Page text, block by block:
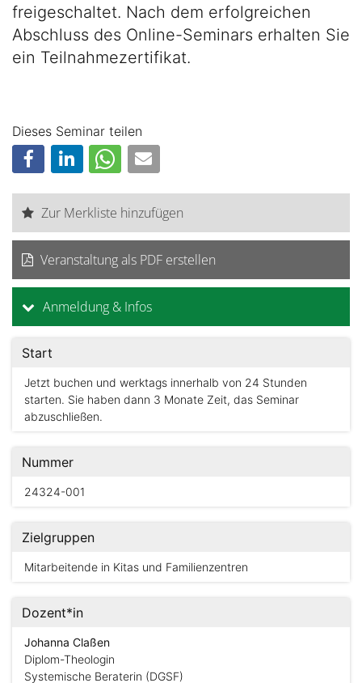
freigeschaltet. Nach dem erfolgreichen
Abschluss des Online-Seminars erhalten Sie
ein Teilnahmezertifikat.
Dieses Seminar teilen
Zur Merkliste hinzufügen
Veranstaltung als PDF erstellen
Anmeldung & Infos
Start
Jetzt buchen und werktags innerhalb von 24 Stunden
starten. Sie haben dann 3 Monate Zeit, das Seminar
abzuschließen.
Nummer
24324-001
Zielgruppen
Mitarbeitende in Kitas und Familienzentren
Dozent*in
Johanna Claßen
Diplom-Theologin
Systemische Beraterin (DGSF)